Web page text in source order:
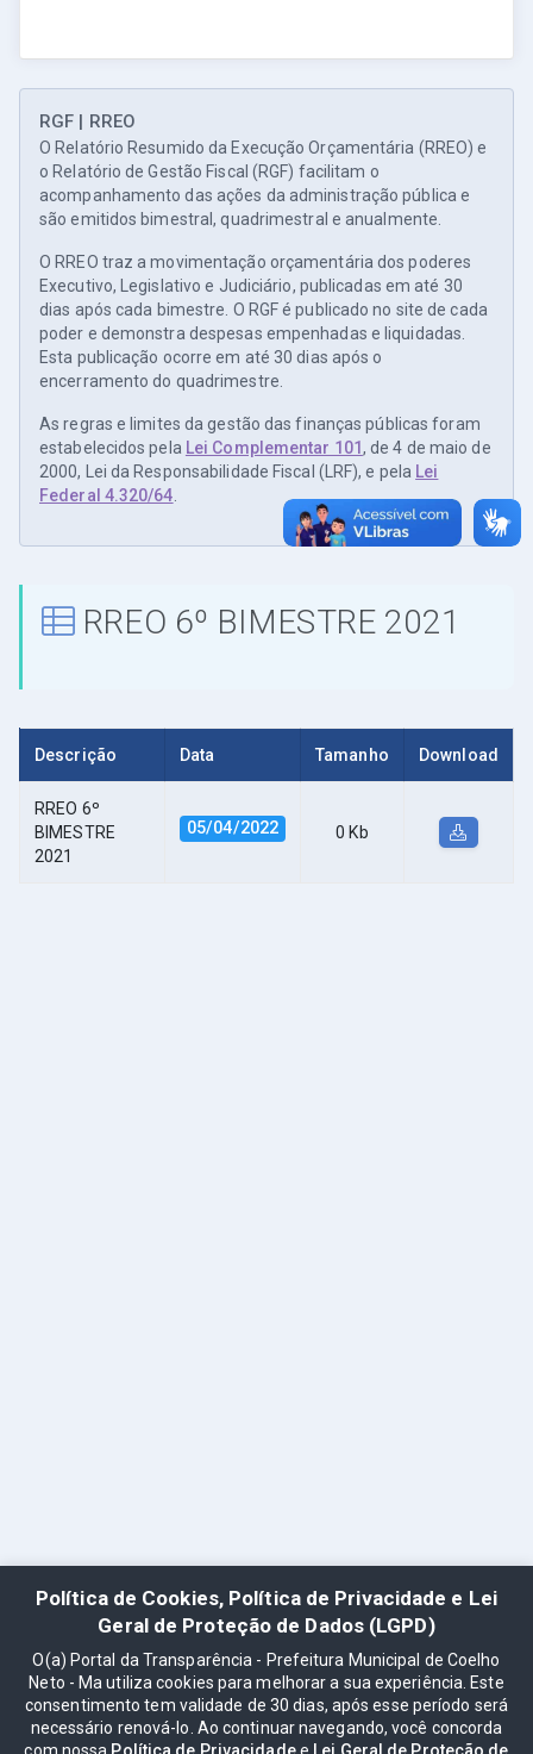
RGF | RREO
O Relatório Resumido da Execução Orçamentária (RREO) e
o Relatório de Gestão Fiscal (RGF) facilitam o
acompanhamento das ações da administração pública e
são emitidos bimestral, quadrimestral e anualmente.
O RREO traz a movimentação orçamentária dos poderes
Executivo, Legislativo e Judiciário, publicadas em até 30
dias após cada bimestre. O RGF é publicado no site de cada
poder e demonstra despesas empenhadas e liquidadas.
Esta publicação ocorre em até 30 dias após o
encerramento do quadrimestre.
As regras e limites da gestão das finanças públicas foram
estabelecidos pela Lei Complementar 101, de 4 de maio de
2000, Lei da Responsabilidade Fiscal (LRF), e pela Lei
Federal 4.320/64
RREO 6º BIMESTRE 2021
Descrição Data Tamanho Download
RREO 6º
BIMESTRE
2021
05/04/2022 0 Kb
Política de Cookies, Política de Privacidade e Lei
Geral de Proteção de Dados (LGPD)
O(a) Portal da Transparência - Prefeitura Municipal de Coelho
Neto - Ma utiliza cookies para melhorar a sua experiência. Este
consentimento tem validade de 30 dias, após esse período será
necessário renová-lo. Ao continuar navegando, você concorda